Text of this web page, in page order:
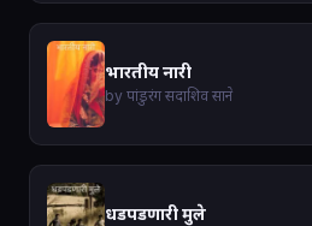
भारतीय नारी
by पांडुरंग सदाशिव साने
धडपडणारी मुले